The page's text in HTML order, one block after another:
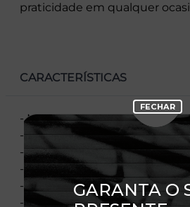
praticidade em qualquer
CARACTERÍSTICAS
- Modelo Ajustável
- Aba curva
- Copa frontal estruturada
- Flag bordada no lado
- Importado
- Licença Oficial